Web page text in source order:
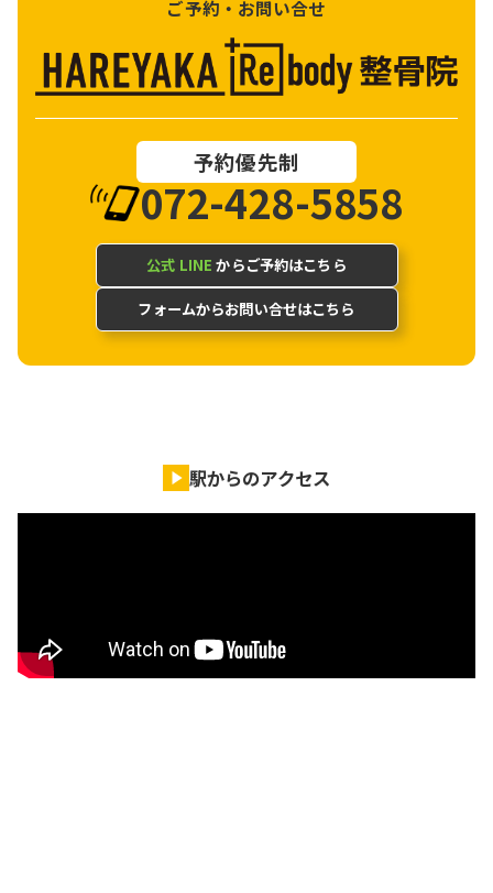
ご予約・お問い合せ
予約優先制
072-428-5858
公式 LINE からご予約はこちら
フォームからお問い合せはこちら
駅からのアクセス